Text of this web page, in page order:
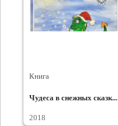
Книга
Чудеса в снежных сказк...
2018